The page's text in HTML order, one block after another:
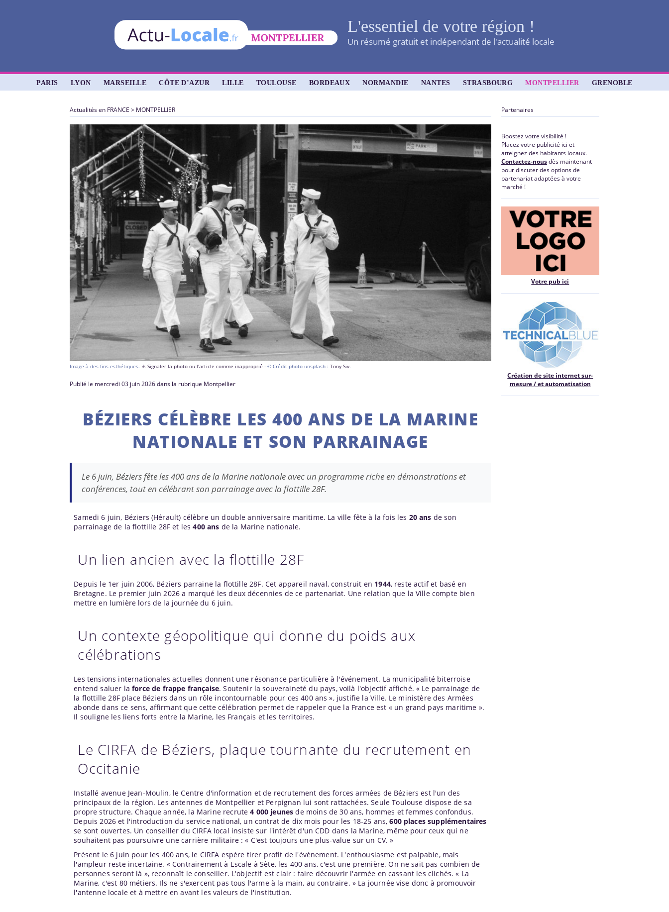
L'essentiel de votre région !
Un résumé gratuit et indépendant de l'actualité locale
PARIS LYON MARSEILLE CÔTE D’AZUR LILLE TOULOUSE BORDEAUX NORMANDIE NANTES STRASBOURG MONTPELLIER GRENOBLE
Actualités en FRANCE > MONTPELLIER
Image à des fins esthétiques.⚠️ Signaler la photo ou l'article comme inapproprié - © Crédit photo unsplash :Tony Siv.
Publié le mercredi 03 juin 2026 dans la rubrique Montpellier
BÉZIERS CÉLÈBRE LES 400 ANS DE LA MARINE
NATIONALE ET SON PARRAINAGE
Le 6 juin, Béziers fête les 400 ans de la Marine nationale avec un programme riche en démonstrations et
conférences, tout en célébrant son parrainage avec la flottille 28F.
Samedi 6 juin, Béziers (Hérault) célèbre un double anniversaire maritime. La ville fête à la fois les 20 ans de son
parrainage de la flottille 28F et les400 ans de la Marine nationale.
Un lien ancien avec la flottille 28F
Depuis le 1er juin 2006, Béziers parraine la flottille 28F. Cet appareil naval, construit en 1944, reste actif et basé en
Bretagne. Le premier juin 2026 a marqué les deux décennies de ce partenariat. Une relation que la Ville compte bien
mettre en lumière lors de la journée du 6 juin.
Un contexte géopolitique qui donne du poids aux
célébrations
Les tensions internationales actuelles donnent une résonance particulière à l'événement. La municipalité biterroise
entend saluer laforce de frappe française. Soutenir la souveraineté du pays, voilà l'objectif affiché. « Le parrainage de
la flottille 28F place Béziers dans un rôle incontournable pour ces 400 ans », justifie la Ville. Le ministère des Armées
abonde dans ce sens, affirmant que cette célébration permet de rappeler que la France est « un grand pays maritime ».
Il souligne les liens forts entre la Marine, les Français et les territoires.
Le CIRFA de Béziers, plaque tournante du recrutement en
Occitanie
Installé avenue Jean-Moulin, le Centre d'information et de recrutement des forces armées de Béziers est l'un des
principaux de la région. Les antennes de Montpellier et Perpignan lui sont rattachées. SeuleToulouse dispose de sa
propre structure. Chaque année, la Marine recrute4 000 jeunes de moins de 30 ans, hommes et femmes confondus.
Depuis 2026 et l'introduction du service national, un contrat de dix mois pour les 18-25 ans,600 places supplémentaires
se sont ouvertes. Un conseiller du CIRFA local insiste sur l'intérêt d'un CDD dans la Marine, même pour ceux qui ne
souhaitent pas poursuivre une carrière militaire : « C'est toujours une plus-value sur un CV. »
Présent le 6 juin pour les 400 ans, le CIRFA espère tirer profit de l'événement. L'enthousiasme est palpable, mais
l'ampleur reste incertaine. « Contrairement à Escale à Sète, les 400 ans, c'est une première. On ne sait pas combien de
personnes seront là », reconnaît le conseiller. L'objectif est clair : faire découvrir l'armée en cassant les clichés. « La
Marine, c'est 80 métiers. Ils ne s'exercent pas tous l'arme à la main, au contraire. » La journée vise donc à promouvoir
l'antenne locale et à mettre en avant les valeurs de l'institution.
Partenaires
Boostez votre visibilité !
Placez votre publicité ici et
atteignez des habitants locaux.
Contactez-nousdès maintenant
pour discuter des options de
partenariat adaptées à votre
marché !
Votre pub ici
Création de site internet sur-
mesure / et automatisation